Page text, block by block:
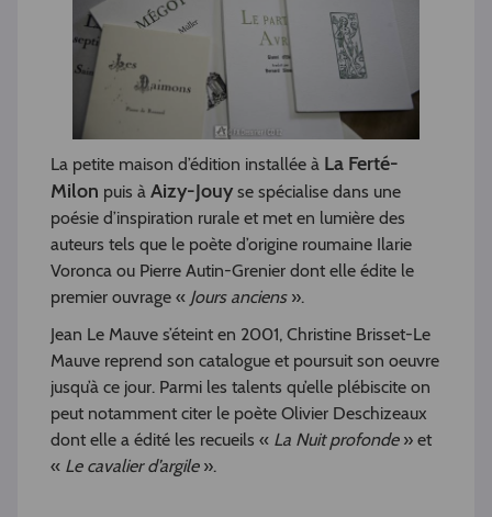
La petite maison d’édition installée à La Ferté-
Milon puis à Aizy-Jouy se spécialise dans une
poésie d’inspiration rurale et met en lumière des
auteurs tels que le poète d’origine roumaine Ilarie
Voronca ou Pierre Autin-Grenier dont elle édite le
premier ouvrage « Jours anciens ».
Jean Le Mauve s’éteint en 2001, Christine Brisset-Le
Mauve reprend son catalogue et poursuit son oeuvre
jusqu’à ce jour. Parmi les talents qu’elle plébiscite on
peut notamment citer le poète Olivier Deschizeaux
dont elle a édité les recueils « La Nuit profonde » et
« Le cavalier d’argile».